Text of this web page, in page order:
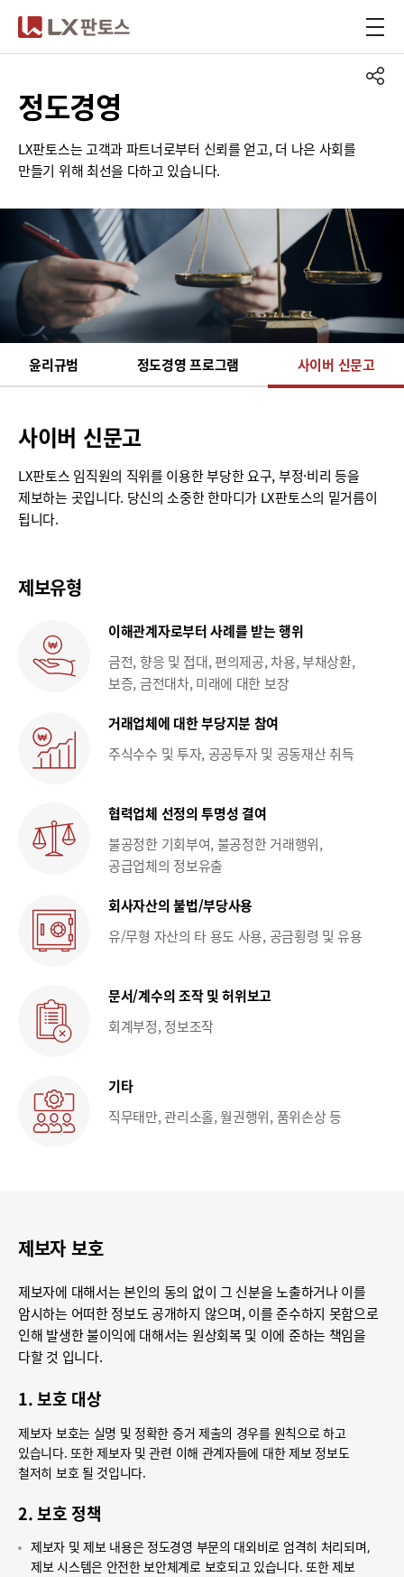
정도경영
LX판토스는 고객과 파트너로부터 신뢰를 얻고, 더 나은 사회를
만들기 위해 최선을 다하고 있습니다.
윤리규범 정도경영 프로그램 사이버 신문고
사이버 신문고
LX판토스 임직원의 직위를 이용한 부당한 요구, 부정·비리 등을
제보하는 곳입니다. 당신의 소중한 한마디가 LX판토스의 밑거름이
됩니다.
제보유형
이해관계자로부터 사례를 받는 행위
금전, 향응 및 접대, 편의제공, 차용, 부채상환,
보증, 금전대차, 미래에 대한 보장
거래업체에 대한 부당지분 참여
주식수수 및 투자, 공공투자 및 공동재산 취득
협력업체 선정의 투명성 결여
불공정한 기회부여, 불공정한 거래행위,
공급업체의 정보유출
회사자산의 불법/부당사용
유/무형 자산의 타 용도 사용, 공금횡령 및 유용
문서/계수의 조작 및 허위보고
회계부정, 정보조작
기타
직무태만, 관리소홀, 월권행위, 품위손상 등
제보자 보호
제보자에 대해서는 본인의 동의 없이 그 신분을 노출하거나 이를
암시하는 어떠한 정보도 공개하지 않으며, 이를 준수하지 못함으로
인해 발생한 불이익에 대해서는 원상회복 및 이에 준하는 책임을
다할 것 입니다.
1. 보호 대상
제보자 보호는 실명 및 정확한 증거 제출의 경우를 원칙으로 하고
있습니다. 또한 제보자 및 관련 이해 관계자들에 대한 제보 정보도
철저히 보호 될 것입니다.
2. 보호 정책
제보자 및 제보 내용은 정도경영 부문의 대외비로 엄격히 처리되며,
제보 시스템은 안전한 보안체계로 보호되고 있습니다. 또한 제보